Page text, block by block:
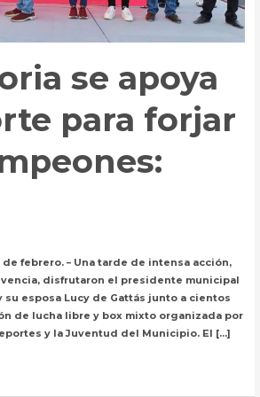
se apoya
para forjar
de febrero. – Una tarde de intensa acción,
disfrutaron el presidente municipal
su esposa Lucy de Gattás junto a cientos
de lucha libre y box mixto organizada por
y la Juventud del Municipio. El […]